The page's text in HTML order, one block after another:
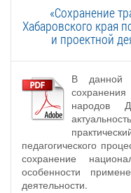
«Сохранение
Хабаровского края
и проектной
В данной
сохранения
народов
педагогического
сохранение
особенности
деятельности.